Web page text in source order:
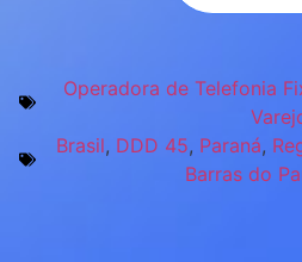
Operadora de Telefonia
Brasil, DDD 45, Paraná,
Barras do